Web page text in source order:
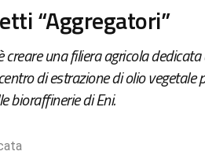
“Aggregatori”
una filiera agricola dedicata
di estrazione di olio vegetale
bioraffinerie di Eni.